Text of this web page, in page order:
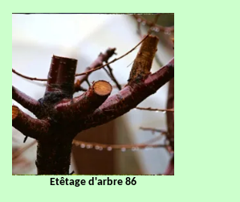
Etêtage d'arbre 86